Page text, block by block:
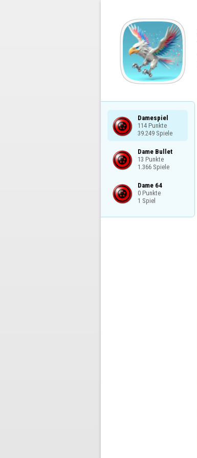
Damespiel
114 Punkte
39.249 Spiele
Dame Bullet
13 Punkte
1.366 Spiele
Dame 64
0 Punkte
1 Spiel